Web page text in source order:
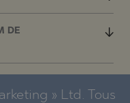
DE
» Ltd. Tous